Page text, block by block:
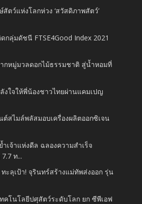
สัตว์แห่งโลกห่วง ‘สวัสดิภาพสัตว์’
กลุ่มดัชนี FTSE4Good Index 2021
กหมู่มวลดอกไม้ธรรมชาติ สู่น้ำหอมที่
งใจให้พี่น้องชาวไทยผ่านแคมเปญ
สไมล์พลัสมอบเครื่องผลิตออกซิเจน
ำเจ้าแห่งดีล ฉลองความสำเร็จ
ท...
ทะลุเป้า! จุรินทร์สร้างแม่ทัพส่งออก รุ่น
คโนโลยีปศุสัตว์ระดับโลก ยก ซีพีเอฟ